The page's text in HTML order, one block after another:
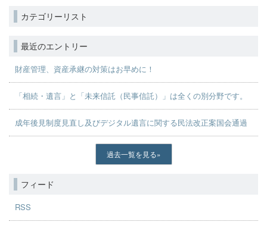
カテゴリーリスト
最近のエントリー
財産管理、資産承継の対策はお早めに！
「相続・遺言」と「未来信託（民事信託）」は全くの別分野です。
成年後見制度見直し及びデジタル遺言に関する民法改正案国会通過
過去一覧を見る
フィード
RSS